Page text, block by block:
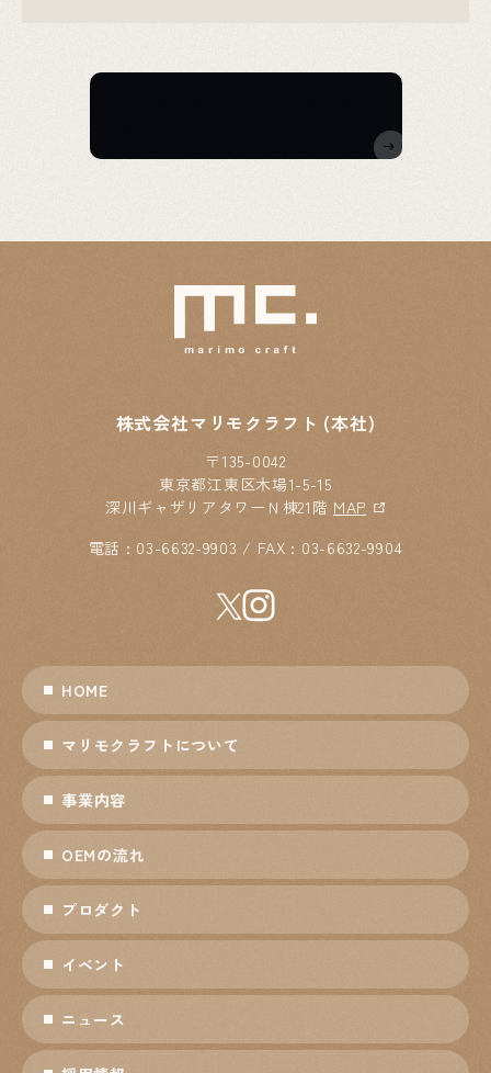
株式会社マリモクラフト (本社)
〒135-0042
東京都江東区木場1-5-15
深川ギャザリアタワーＮ棟21階 MAP
電話 : 03-6632-9903 / FAX : 03-6632-9904
HOME
マリモクラフトについて
事業内容
OEMの流れ
プロダクト
イベント
ニュース